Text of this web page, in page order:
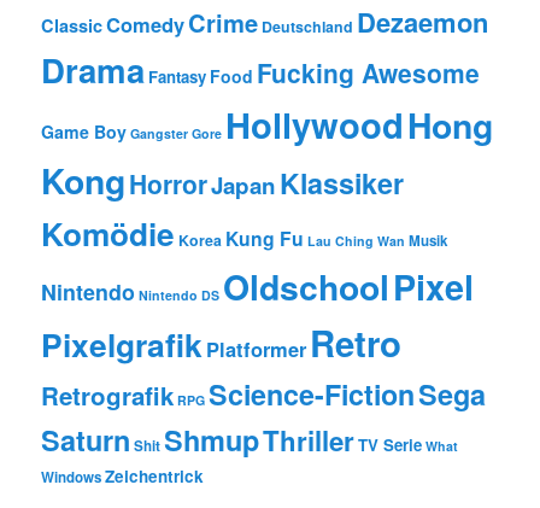
ClassicComedyCrime Deutschland Dezaemon
Drama Fantasy Food Fucking Awesome
Game Boy Gangster Gore HollywoodHong
KongHorrorJapanKlassiker
Komödie Korea Kung Fu Lau Ching Wan Musik
Nintendo Nintendo DS OldschoolPixel
PixelgrafikPlatformer Retro
Retrografik RPG Science-FictionSega
Saturn ShitShmupThrillerTV Serie What
WindowsZeichentrick